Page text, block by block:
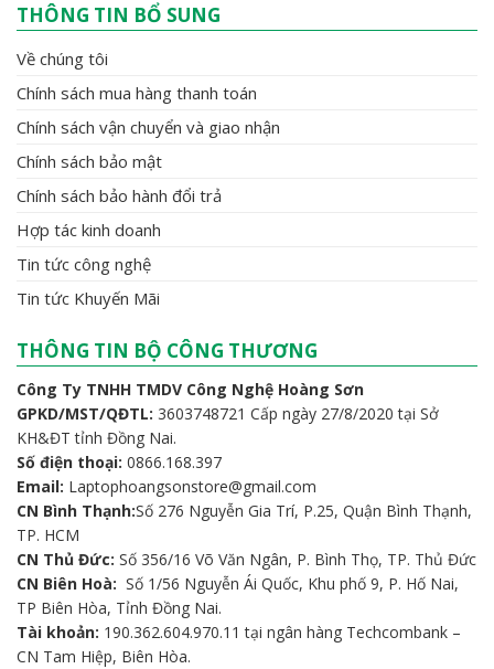
THÔNG TIN BỔ SUNG
Về chúng tôi
Chính sách mua hàng thanh toán
Chính sách vận chuyển và giao nhận
Chính sách bảo mật
Chính sách bảo hành đổi trả
Hợp tác kinh doanh
Tin tức công nghệ
Tin tức Khuyến Mãi
THÔNG TIN BỘ CÔNG THƯƠNG
Công Ty TNHH TMDV Công Nghệ Hoàng Sơn
GPKD/MST/QĐTL: 3603748721 Cấp ngày 27/8/2020 tại Sở
KH&ĐT tỉnh Đồng Nai.
Số điện thoại: 0866.168.397
Email: Laptophoangsonstore@gmail.com
CN Bình Thạnh:Số 276 Nguyễn Gia Trí, P.25, Quận Bình Thạnh,
TP. HCM
CN Thủ Đức: Số 356/16 Võ Văn Ngân, P. Bình Thọ, TP. Thủ Đức
CN Biên Hoà: Số 1/56 Nguyễn Ái Quốc, Khu phố 9, P. Hố Nai,
TP Biên Hòa, Tỉnh Đồng Nai.
Tài khoản: 190.362.604.970.11 tại ngân hàng Techcombank –
CN Tam Hiệp, Biên Hòa.